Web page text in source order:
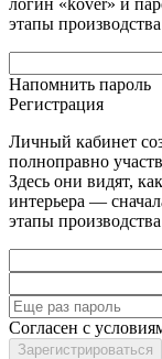
этапы
Напомнить пароль
Регистрация
Личный кабинет
полноправно
Здесь они видят,
интерьера —
этапы
Согласен с